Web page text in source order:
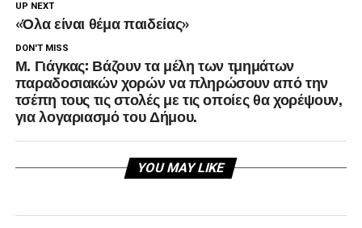
UP NEXT
«Όλα είναι θέμα παιδείας»
DON'T MISS
Μ. Γιάγκας: Βάζουν τα μέλη των τμημάτων
παραδοσιακών χορών να πληρώσουν από την
τσέπη τους τις στολές με τις οποίες θα χορέψουν,
για λογαριασμό του Δήμου.
YOU MAY LIKE